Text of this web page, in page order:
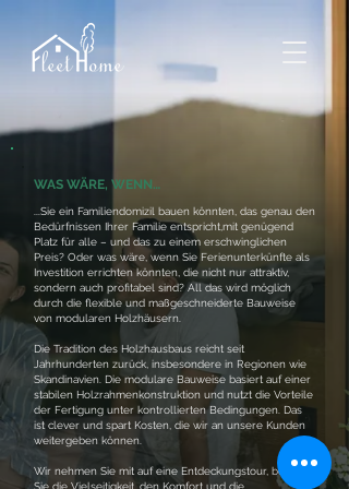
WAS WÄRE, WENN…
...Sie ein Familiendomizil bauen könnten, das genau den
Bedürfnissen Ihrer Familie entspricht,mit genügend
Platz für alle – und das zu einem erschwinglichen
Preis? Oder was wäre, wenn Sie Ferienunterkünfte als
Investition errichten könnten, die nicht nur attraktiv,
sondern auch profitabel sind? All das wird möglich
durch die flexible und maßgeschneiderte Bauweise
von modularen Holzhäusern.
Die Tradition des Holzhausbaus reicht seit
Jahrhunderten zurück, insbesondere in Regionen wie
Skandinavien. Die modulare Bauweise basiert auf einer
stabilen Holzrahmenkonstruktion und nutzt die Vorteile
der Fertigung unter kontrollierten Bedingungen. Das
ist clever und spart Kosten, die wir an unsere Kunden
weitergeben können.
Wir nehmen Sie mit auf eine Entdeckungstour, bei der
Sie die Vielseitigkeit, den Komfort und die